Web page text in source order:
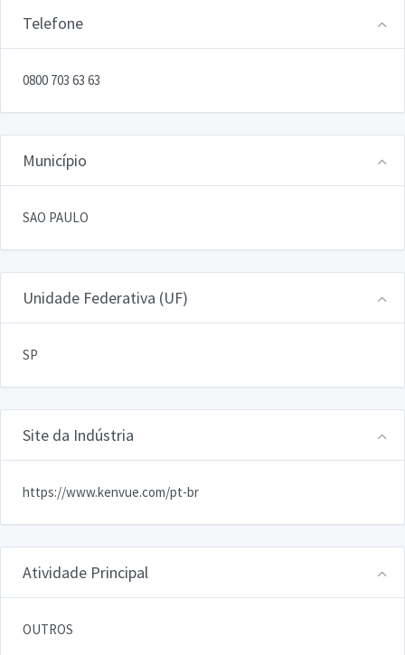
Telefone
0800 703 63 63
Município
SAO PAULO
Unidade Federativa (UF)
SP
Site da Indústria
https://www.kenvue.com/pt-br
Atividade Principal
OUTROS